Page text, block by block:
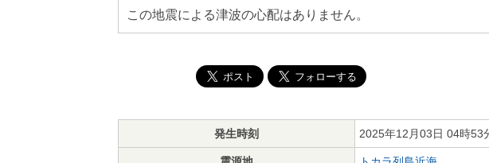
この地震による津波の心配はありません。
発生時刻 2025年12月03日 04時53